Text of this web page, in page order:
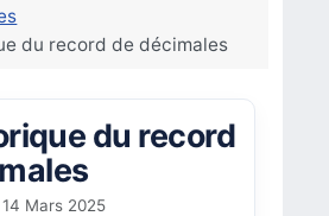
du record de décimales
du record
Mars 2025